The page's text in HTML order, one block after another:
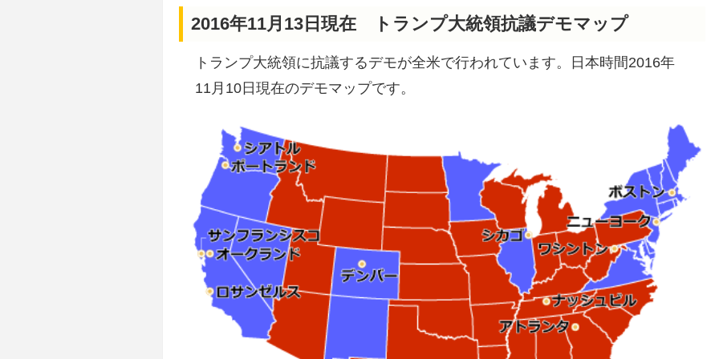
2016年11月13日現在 トランプ大統領抗議デモマップ
トランプ大統領に抗議するデモが全米で行われています。日本時間2016年
11月10日現在のデモマップです。